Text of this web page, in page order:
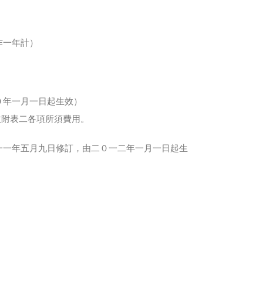
年計）
一月一日起生效）
表二各項所須費用。
年五月九日修訂，由二０一二年一月一日起生